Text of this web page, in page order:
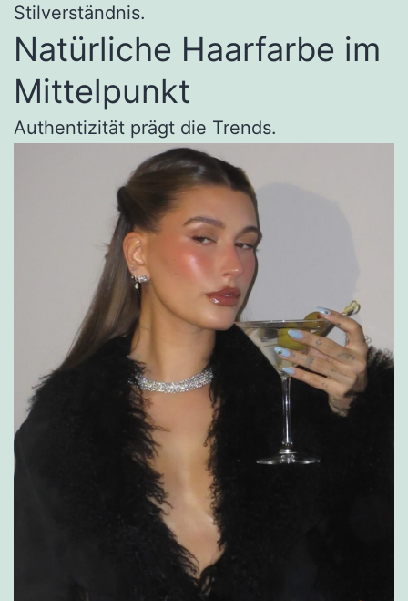
Stilverständnis.
Natürliche Haarfarbe im
Mittelpunkt
Authentizität prägt die Trends.